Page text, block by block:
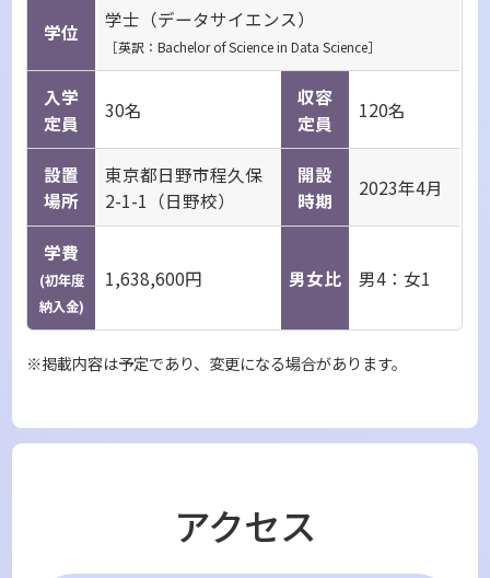
善や新しい技術の創造へと結びつけること。それ
こそが、これからの時代においてデータサイエン
スを学び、探求する上での醍醐味であるでしょ
う。
AIという強力な道具を使いこなし、自らの手で未
来をつくっていく。そんな新しい社会に参画し、
文理の枠を超えて貢献していけるような人材育成
を、明星大学データサイエンス学環は目指しま
す。
学位
学士（データサイエンス）
［英訳：Bachelor of Science in Data Science］
入学
定員
30名
収容
定員
120名
設置
場所
東京都日野市程久保
2-1-1（日野校）
開設
時期
2023年4月
学費
(初年度
納入金)
1,638,600円 男女比 男4：女1
※掲載内容は予定であり、変更になる場合があります。
アクセス